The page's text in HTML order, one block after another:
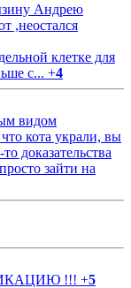
Андрею
,неостался
клетке для
с... +4
видом
кота украли, вы
доказательства
зайти на
!!! +5